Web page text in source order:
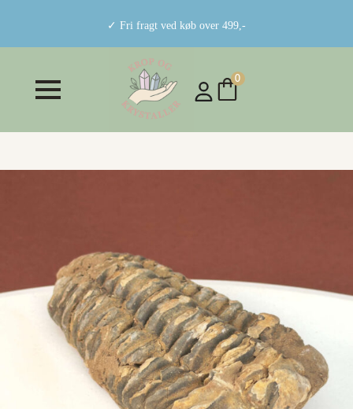
✓ Fri fragt ved køb over 499,-
0